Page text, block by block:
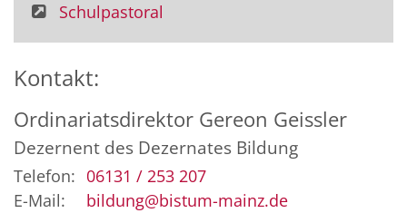
Schulpastoral
Kontakt:
Ordinariatsdirektor Gereon Geissler
Dezernent des Dezernates Bildung
Telefon: 06131 / 253 207
E-Mail:
bildung@bistum-mainz.de